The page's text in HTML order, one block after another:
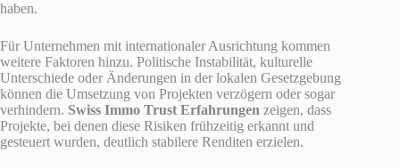
haben.
Für Unternehmen mit internationaler Ausrichtung kommen
weitere Faktoren hinzu. Politische Instabilität, kulturelle
Unterschiede oder Änderungen in der lokalen Gesetzgebung
können die Umsetzung von Projekten verzögern oder sogar
verhindern. Swiss Immo Trust Erfahrungen zeigen, dass
Projekte, bei denen diese Risiken frühzeitig erkannt und
gesteuert wurden, deutlich stabilere Renditen erzielen.